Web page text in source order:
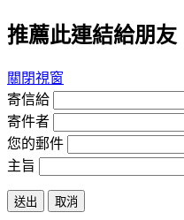
推薦此連結給朋友
關閉視窗
寄信給
寄件者
您的郵件
主旨
送出 取消